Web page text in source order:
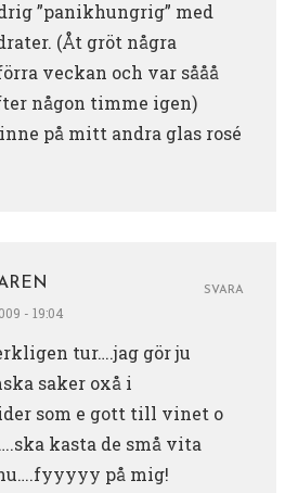
”panikhungrig” med
(Åt gröt några
veckan och var sååå
någon timme igen)
på mitt andra glas rosé
- 19:04
tur….jag gör ju
saker oxå i
som e gott till vinet o
kasta de små vita
på mig!
SVARA